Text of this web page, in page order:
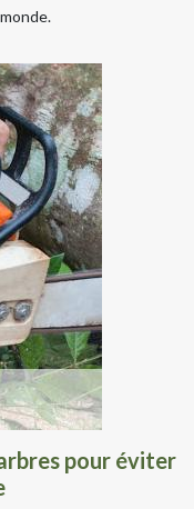
pour éviter